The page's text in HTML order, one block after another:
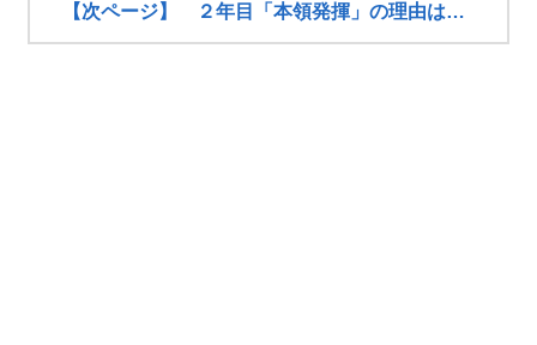
【次ページ】 ２年目「本領発揮」の理由は…